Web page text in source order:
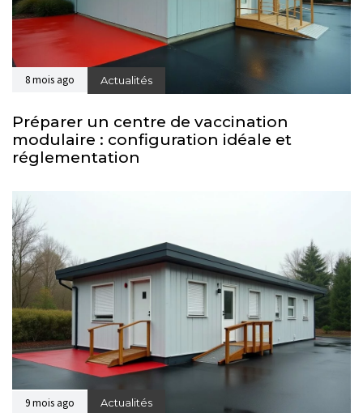
8 mois ago Actualités
Préparer un centre de vaccination
modulaire : configuration idéale et
réglementation
9 mois ago Actualités